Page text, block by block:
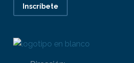
Inscríbete